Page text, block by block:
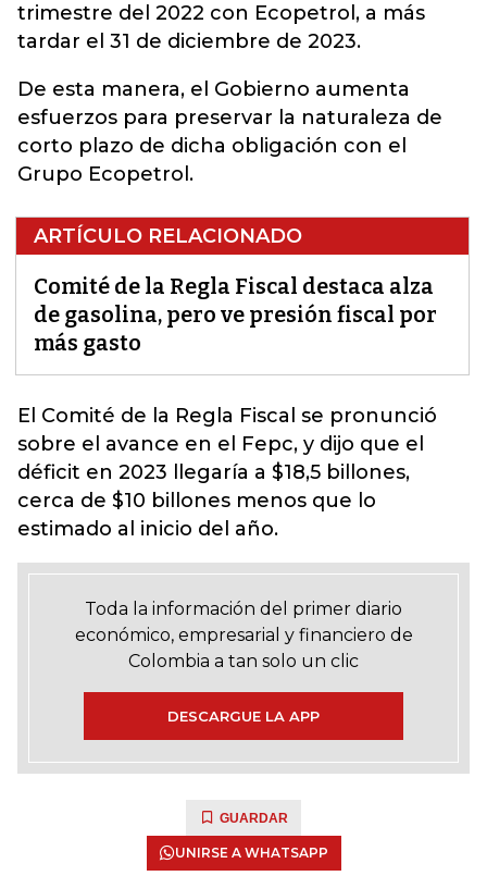
trimestre del 2022 con Ecopetrol, a más
tardar el 31 de diciembre de 2023.
De esta manera, el Gobierno aumenta
esfuerzos para preservar la naturaleza de
corto plazo de dicha obligación con el
Grupo Ecopetrol.
ARTÍCULO RELACIONADO
Comité de la Regla Fiscal destaca alza
de gasolina, pero ve presión fiscal por
más gasto
El Comité de la Regla Fiscal se pronunció
sobre el avance en el Fepc, y dijo que el
déficit en 2023 llegaría a $18,5 billones,
cerca de $10 billones menos que lo
estimado al inicio del año.
Toda la información del primer diario
económico, empresarial y financiero de
Colombia a tan solo un clic
DESCARGUE LA APP
GUARDAR
UNIRSE A WHATSAPP